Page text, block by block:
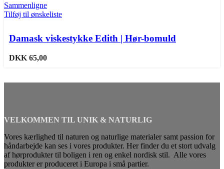
Sammenligne
Tilføj til ønskeliste
Damask viskestykke Edith | Hør-bomuld
DKK 65,00
VELKOMMEN TIL UNIK & NATURLIG
Vores kærlighed til naturen og naturlige materialer samt passion for
håndarbejde kan ses i vores produkter. Her finder du et stort udvalg
af hørprodukter til boligen i ren og enkel nordisk stil. Alle vores
produkter er produceret i Europa i små partier.